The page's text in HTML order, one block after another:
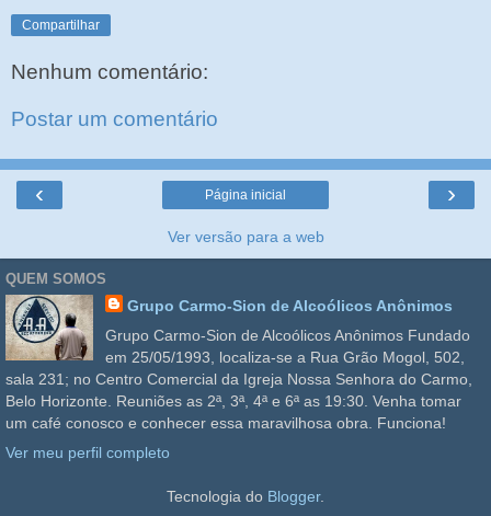
Compartilhar
Nenhum comentário:
Postar um comentário
‹ ›
Página inicial
Ver versão para a web
QUEM SOMOS
Grupo Carmo-Sion de Alcoólicos Anônimos
Grupo Carmo-Sion de Alcoólicos Anônimos Fundado
em 25/05/1993, localiza-se a Rua Grão Mogol, 502,
sala 231; no Centro Comercial da Igreja Nossa Senhora do Carmo,
Belo Horizonte. Reuniões as 2ª, 3ª, 4ª e 6ª as 19:30. Venha tomar
um café conosco e conhecer essa maravilhosa obra. Funciona!
Ver meu perfil completo
Tecnologia do Blogger.